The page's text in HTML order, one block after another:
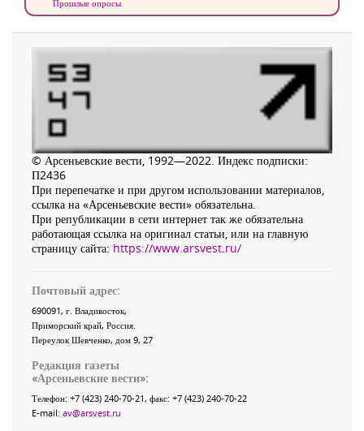
Прошлые опросы
© Арсеньевские вести, 1992—2022. Индекс подписки:
П2436
При перепечатке и при другом использовании материалов,
ссылка на «Арсеньевские вести» обязательна.
При републикации в сети интернет так же обязательна
работающая ссылка на оригинал статьи, или на главную
страницу сайта: https://www.arsvest.ru/
Почтовый адрес:
690091, г. Владивосток,
Приморский край, Россия
Переулок Шевченко, дом 9, 27
Редакция газеты
«Арсеньевские вести»:
Телефон: +7 (423) 240-70-21, факс: +7 (423) 240-70-22
E-mail: av@arsvest.ru